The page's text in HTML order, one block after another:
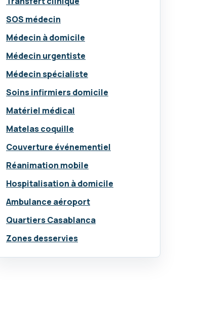
SOS médecin
Médecin à domicile
Médecin urgentiste
Médecin spécialiste
Soins infirmiers domicile
Matériel médical
Matelas coquille
Couverture événementiel
Réanimation mobile
Hospitalisation à domicile
Ambulance aéroport
Quartiers Casablanca
Zones desservies